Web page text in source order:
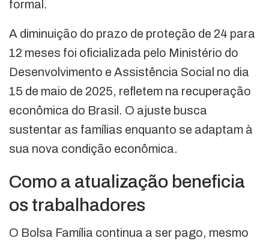
formal.
A diminuição do prazo de proteção de 24 para
12 meses foi oficializada pelo Ministério do
Desenvolvimento e Assistência Social no dia
15 de maio de 2025, refletem na recuperação
econômica do Brasil. O ajuste busca
sustentar as famílias enquanto se adaptam à
sua nova condição econômica.
Como a atualização beneficia
os trabalhadores
O Bolsa Família continua a ser pago, mesmo